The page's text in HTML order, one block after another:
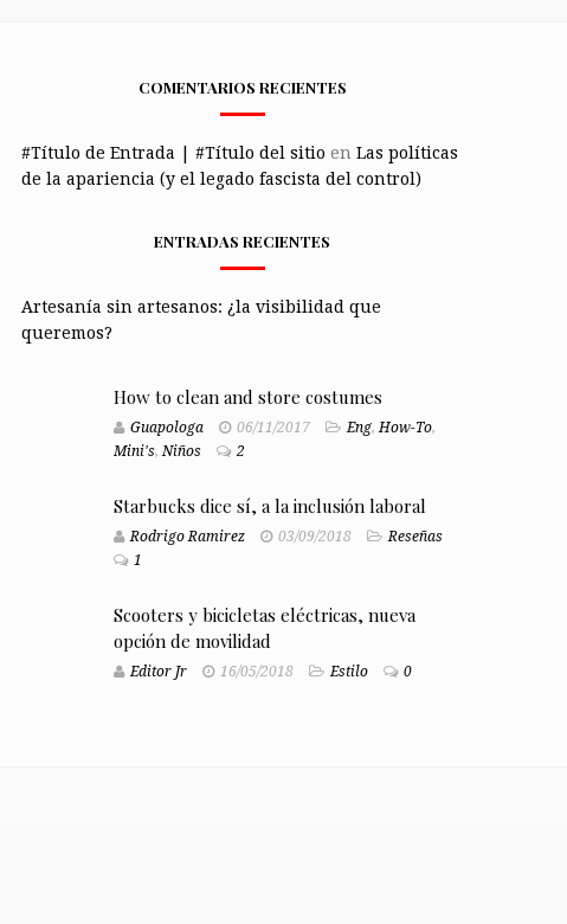
COMENTARIOS RECIENTES
#Título de Entrada | #Título del sitio en Las políticas
de la apariencia (y el legado fascista del control)
ENTRADAS RECIENTES
Artesanía sin artesanos: ¿la visibilidad que
queremos?
How to clean and store costumes
Guapologa 06/11/2017 Eng,How-To,
Mini's,Niños 2
Starbucks dice sí, a la inclusión laboral
Rodrigo Ramirez 03/09/2018
Reseñas
1
Scooters y bicicletas eléctricas, nueva
opción de movilidad
Editor Jr 16/05/2018 Estilo 0